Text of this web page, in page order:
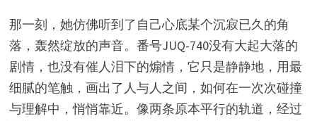
那一刻，她仿佛听到了自己心底某个沉寂已久的角
落，轰然绽放的声音。番号JUQ-740没有大起大落的
剧情，也没有催人泪下的煽情，它只是静静地，用最
细腻的笔触，画出了人与人之间，如何在一次次碰撞
与理解中，悄悄靠近。像两条原本平行的轨道，经过